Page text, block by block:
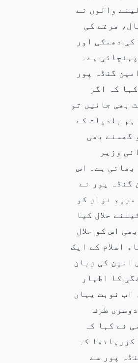
والوں نے
مرغے کی
دھمکی اور
ہے۔
گنڈہ پور
کہ اگر
بھی جائیں تو
بلدیات کے
گھسنے بھی
وزیر
بھائی ہے۔ اس
گنڈہ پور نے
نواز کو
حلال کیا
اس کو حلال
اسلام کے ایک
امین کی زبان
کا اظہار
اب نوبت یہاں
طرف
نے کہا کہ
کہ
پور سے